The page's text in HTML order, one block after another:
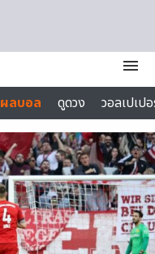
menu
ผลบอล ดูดวง
วอลเปเป